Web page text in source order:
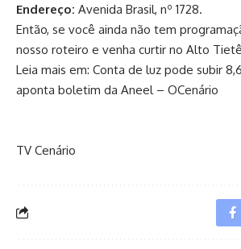
Endereço: Avenida Brasil, nº 1728.
Então, se você ainda não tem
nosso roteiro e venha curtir no Alto
Leia mais em: Conta de luz pode subir
aponta boletim da Aneel – OCenário
TV Cenário